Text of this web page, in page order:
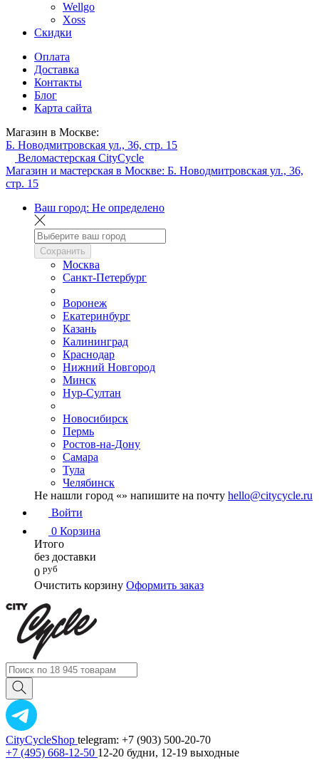
Wellgo
Xoss
Скидки
Оплата
Доставка
Контакты
Блог
Карта сайта
Магазин в Москве:
Б. Новодмитровская ул., 36, стр. 15
Веломастерская CityCycle
Магазин и мастерская в Москве: Б. Новодмитровская ул., 36,
стр. 15
Ваш город: Не определено
Сохранить
Москва
Санкт-Петербург
Воронеж
Екатеринбург
Казань
Калининград
Краснодар
Нижний Новгород
Минск
Нур-Султан
Новосибирск
Пермь
Ростов-на-Дону
Самара
Тула
Челябинск
Не нашли город «» напишите на почту hello@citycycle.ru
Войти
0 Корзина
Итого
без доставки
0 руб
Очистить корзину Оформить заказ
CityCycleShop telegram: +7 (903) 500-20-70
+7 (495) 668-12-50 12-20 будни, 12-19 выходные